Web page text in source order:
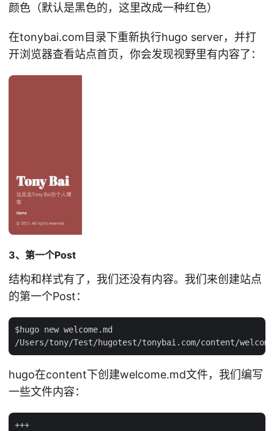
颜色（默认是黑色的，这里改成一种红色）
在tonybai.com目录下重新执行hugo server，并打
开浏览器查看站点首页，你会发现视野里有内容了：
3、第一个Post
结构和样式有了，我们还没有内容。我们来创建站点
的第一个Post：
$hugo new welcome.md
hugo在content下创建welcome.md文件，我们编写
一些文件内容：
+++